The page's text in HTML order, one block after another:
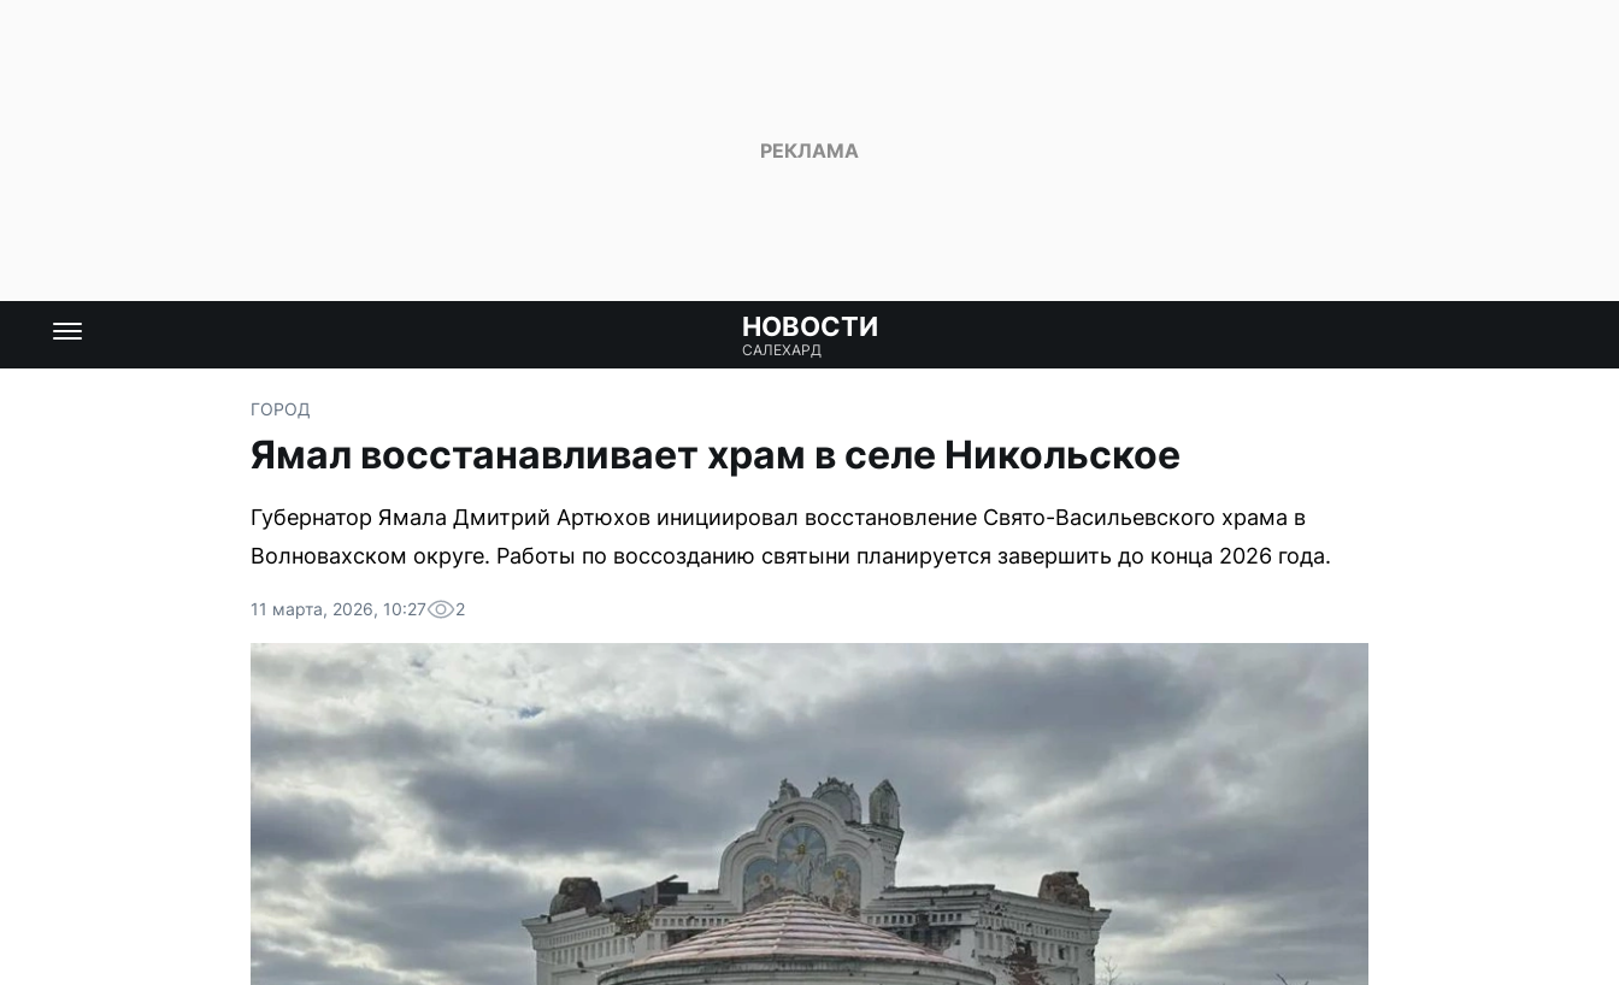
НОВОСТИ
САЛЕХАРД
ГОРОД
Ямал восстанавливает храм в селе Никольское
Губернатор Ямала Дмитрий Артюхов инициировал восстановление Свято-Васильевского храма в
Волновахском округе. Работы по воссозданию святыни планируется завершить до конца 2026 года.
11 марта, 2026, 10:27 2